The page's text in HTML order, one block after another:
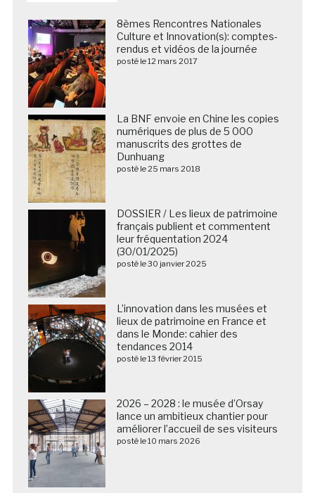
8èmes Rencontres Nationales
Culture et Innovation(s): comptes-
rendus et vidéos de la journée
posté le 12 mars 2017
La BNF envoie en Chine les copies
numériques de plus de 5 000
manuscrits des grottes de
Dunhuang
posté le 25 mars 2018
DOSSIER / Les lieux de patrimoine
français publient et commentent
leur fréquentation 2024
(30/01/2025)
posté le 30 janvier 2025
L’innovation dans les musées et
lieux de patrimoine en France et
dans le Monde: cahier des
tendances 2014
posté le 13 février 2015
2026 – 2028 : le musée d’Orsay
lance un ambitieux chantier pour
améliorer l’accueil de ses visiteurs
posté le 10 mars 2026